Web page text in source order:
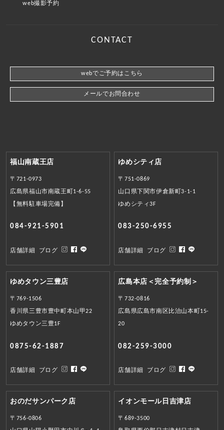
web撮影予約
CONTACT
webでご予約はこちら
メールでお問合わせ
福山南蔵王店
〒721-0973
広島県福山市南蔵王町1-6-55
【無料駐車場完備】
084-921-5901
店舗詳細 ブログ
ゆめシティ店
〒751-0869
山口県下関市伊倉新町3-1-1
ゆめシティ3F
083-250-6955
店舗詳細 ブログ
ゆめタウン三豊店
〒769-1506
香川県三豊市豊中町本山甲22
ゆめタウン三豊1F
0875-62-1887
店舗詳細 ブログ
広島本店＜完全予約制＞
〒732-0816
広島県広島市南区比治山本町15-
20
082-259-3000
店舗詳細 ブログ
おのだサンパーク店
〒756-0806
イオンモール日吉津店
〒689-3500